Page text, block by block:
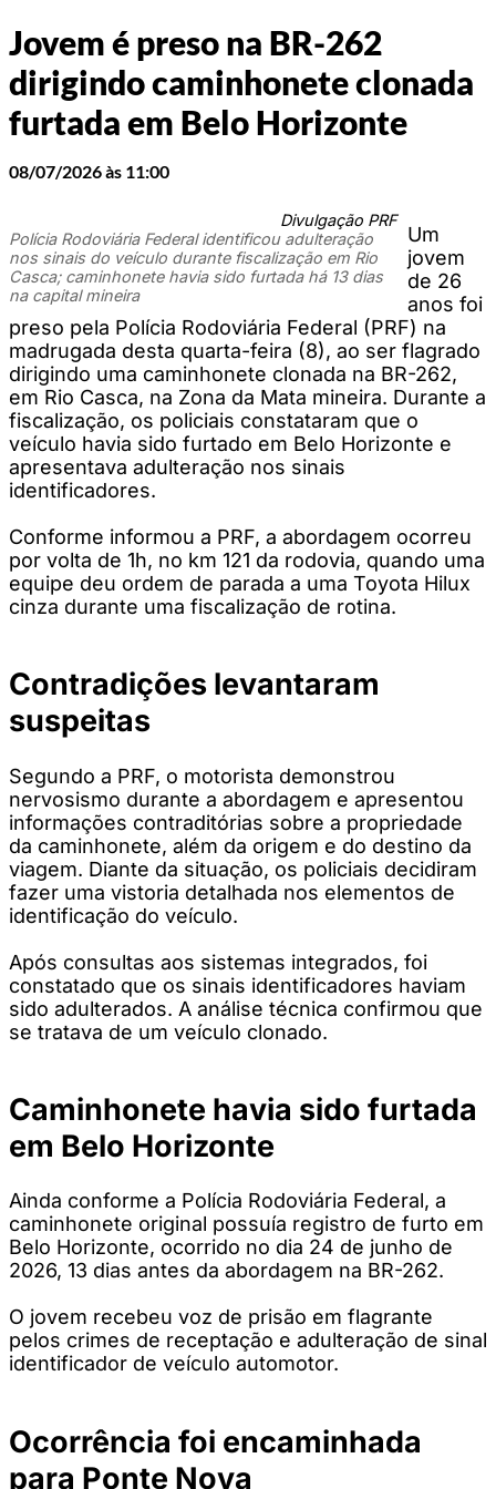
Jovem é preso na BR-262
dirigindo caminhonete clonada
furtada em Belo Horizonte
08/07/2026 às 11:00
Divulgação PRF
Polícia Rodoviária Federal identificou adulteração
nos sinais do veículo durante fiscalização em Rio
Casca; caminhonete havia sido furtada há 13 dias
na capital mineira
Um
jovem
de 26
anos foi
preso pela Polícia Rodoviária Federal (PRF) na
madrugada desta quarta-feira (8), ao ser flagrado
dirigindo uma caminhonete clonada na BR-262,
em Rio Casca, na Zona da Mata mineira. Durante a
fiscalização, os policiais constataram que o
veículo havia sido furtado em Belo Horizonte e
apresentava adulteração nos sinais
identificadores.
Conforme informou a PRF, a abordagem ocorreu
por volta de 1h, no km 121 da rodovia, quando uma
equipe deu ordem de parada a uma Toyota Hilux
cinza durante uma fiscalização de rotina.
Contradições levantaram
suspeitas
Segundo a PRF, o motorista demonstrou
nervosismo durante a abordagem e apresentou
informações contraditórias sobre a propriedade
da caminhonete, além da origem e do destino da
viagem. Diante da situação, os policiais decidiram
fazer uma vistoria detalhada nos elementos de
identificação do veículo.
Após consultas aos sistemas integrados, foi
constatado que os sinais identificadores haviam
sido adulterados. A análise técnica confirmou que
se tratava de um veículo clonado.
Caminhonete havia sido furtada
em Belo Horizonte
Ainda conforme a Polícia Rodoviária Federal, a
caminhonete original possuía registro de furto em
Belo Horizonte, ocorrido no dia 24 de junho de
2026, 13 dias antes da abordagem na BR-262.
O jovem recebeu voz de prisão em flagrante
pelos crimes de receptação e adulteração de sinal
identificador de veículo automotor.
Ocorrência foi encaminhada
para Ponte Nova